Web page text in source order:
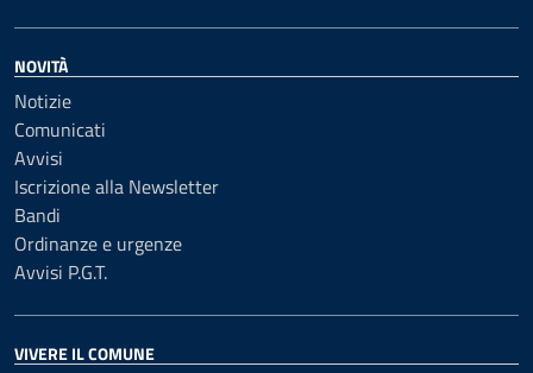
NOVITÀ
Notizie
Comunicati
Avvisi
Iscrizione alla Newsletter
Bandi
Ordinanze e urgenze
Avvisi P.G.T.
VIVERE IL COMUNE